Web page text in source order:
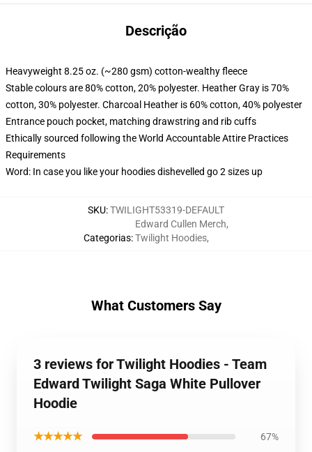
Descrição
Heavyweight 8.25 oz. (~280 gsm) cotton-wealthy fleece
Stable colours are 80% cotton, 20% polyester. Heather Gray is 70%
cotton, 30% polyester. Charcoal Heather is 60% cotton, 40% polyester
Entrance pouch pocket, matching drawstring and rib cuffs
Ethically sourced following the World Accountable Attire Practices
Requirements
Word: In case you like your hoodies dishevelled go 2 sizes up
SKU:TWILIGHT53319-DEFAULT
Categorias:
Edward Cullen Merch,
Twilight Hoodies,
What Customers Say
3 reviews for Twilight Hoodies - Team
Edward Twilight Saga White Pullover
Hoodie
★★★★★ 67%